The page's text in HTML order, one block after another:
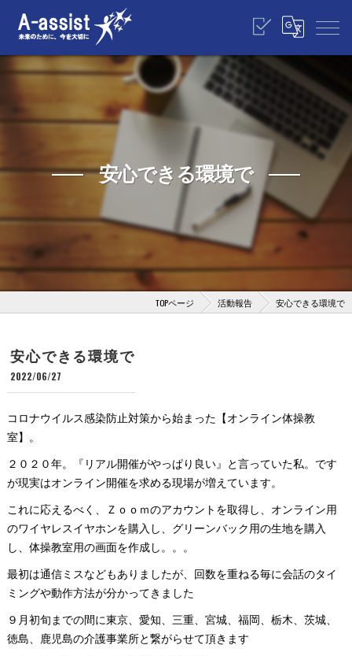
安心できる環境で
TOPページ 活動報告 安心できる環境で
安心できる環境で
2022/06/27
コロナウイルス感染防止対策から始まった【オンライン体操教
室】。
２０２０年。『リアル開催がやっぱり良い』と言っていた私。です
が現実はオンライン開催を求める現場が増えています。
これに応えるべく、Ｚｏｏｍのアカウントを取得し、オンライン用
のワイヤレスイヤホンを購入し、グリーンバック用の生地を購入
し、体操教室用の画面を作成し。。。
最初は通信ミスなどもありましたが、回数を重ねる毎に会話のタイ
ミングや動作方法が分かってきました
９月初旬までの間に東京、愛知、三重、宮城、福岡、栃木、茨城、
徳島、鹿児島の介護事業所と繋がらせて頂きます